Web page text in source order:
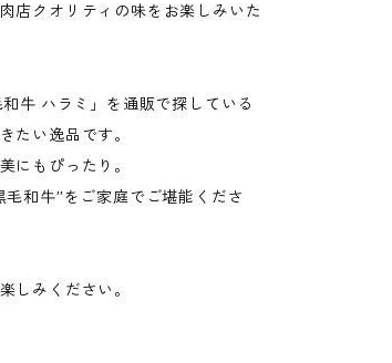
店クオリティの味をお楽しみいた
牛 ハラミ」を通販で探している
たい逸品です。
にもぴったり。
和牛”をご家庭でご堪能くださ
しみください。